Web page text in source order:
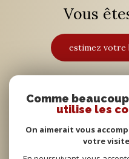
Vous
estimez votre
Comme
utilise les
On aimerait vous
votre